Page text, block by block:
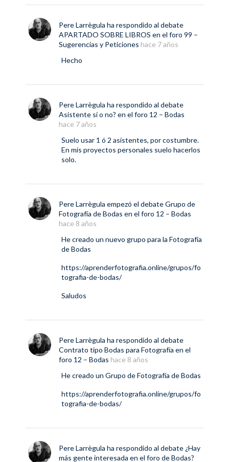
Pere Larrègula ha respondido al debate
APARTADO SOBRE LIBROS en el foro 99 –
Sugerencias y Peticiones hace 7 años
Hecho
Pere Larrègula ha respondido al debate
Asistente sí o no? en el foro 12 – Bodas
hace 7 años
Suelo usar 1 ó 2 asistentes, por costumbre.
En mis proyectos personales suelo hacerlos
solo.
Pere Larrègula empezó el debateGrupo de
Fotografía de Bodas en el foro 12 – Bodas
hace 8 años
He creado un nuevo grupo para la Fotografía
de Bodas
https://aprenderfotografia.online/grupos/fo
tografia-de-bodas/
Saludos
Pere Larrègula ha respondido al debate
Contrato tipo Bodas para Fotografía en el
foro 12 – Bodas hace 8 años
He creado un Grupo de Fotografía de Bodas
https://aprenderfotografia.online/grupos/fo
tografia-de-bodas/
Pere Larrègula ha respondido al debate¿Hay
más gente interesada en el foro de Bodas?